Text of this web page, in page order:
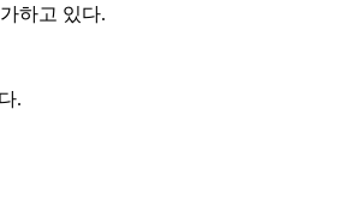
하고 있다.
.